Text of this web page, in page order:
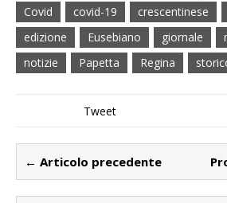
Covid
covid-19 crescentinese
edizione
Eusebiano giornale
notizie
Papetta Regina
Tweet
← Articolo precedente